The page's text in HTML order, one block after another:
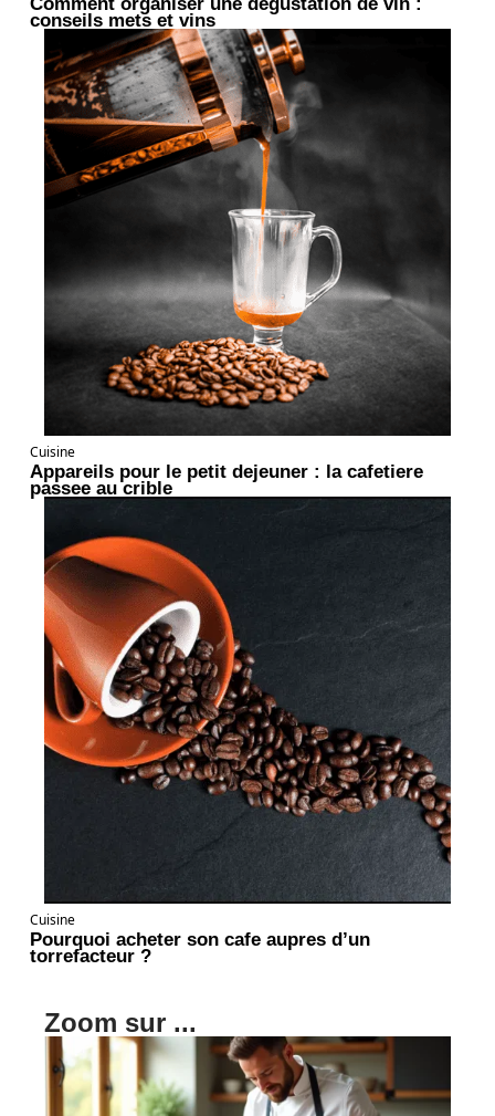
conseils mets et vins
Cuisine
Appareils pour le petit dejeuner : la cafetiere
passee au crible
Cuisine
Pourquoi acheter son cafe aupres d’un
torrefacteur ?
Zoom sur ...